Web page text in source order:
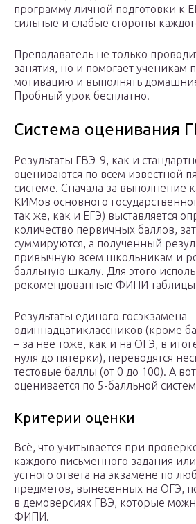
программу личной подготовки к
сильные и слабые стороны
Преподаватель не только
занятия, но и помогает ученикам
мотивацию и выполнять
Пробный урок бесплатно!
Система оценивания
Результаты ГВЭ-9, как и
оцениваются по всем известной
системе. Сначала за выполнение
КИМов основного
так же, как и ЕГЭ) выставляется
количество первичных баллов,
суммируются, а полученный
привычную всем школьникам и
балльную шкалу. Для этого
рекомендованные ФИПИ
Результаты единого госэкзамена
одиннадцатиклассников (кроме
– за нее тоже, как и на ОГЭ, в
нуля до пятерки), переводятся
тестовые баллы (от 0 до 100). А
оценивается по 5-балльной
Критерии оценки
Всё, что учитывается при
каждого письменного задания
устного ответа на экзамене по
предметов, вынесенных на ОГЭ,
в демоверсиях ГВЭ, которые
ФИПИ.